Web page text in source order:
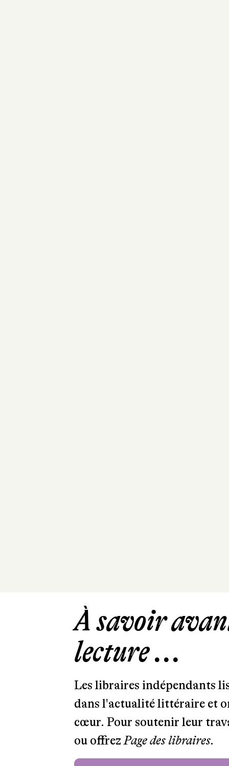
À savoir
lecture ...
Les libraires indépendants
dans l'actualité littéraire et
cœur. Pour soutenir leur
ou offrezPage des libraires.